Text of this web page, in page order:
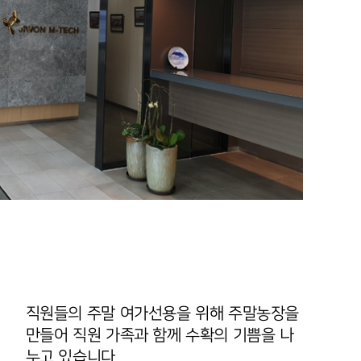
직원들의 주말 여가선용을 위해 주말농장을
만들어 직원 가족과 함께 수확의 기쁨을 나
누고 있습니다.